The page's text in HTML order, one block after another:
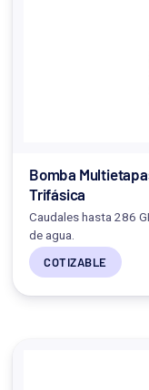
Bomba
Trifásica
Caudales hasta 286
de agua.
COTIZABLE